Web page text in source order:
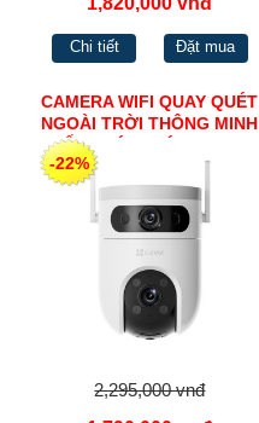
Chi tiết Đặt mua
CAMERA WIFI QUAY QUÉT
NGOÀI TRỜI THÔNG MINH
ỐNG KÍNH KÉP H.265
EZVIZ H9C (3MP+3MP)
-22%
2,295,000 vnđ